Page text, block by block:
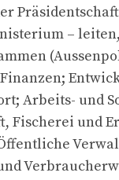
–
Arbeits- und
Fischerei und